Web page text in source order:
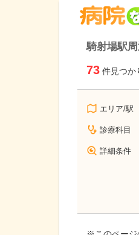
騎射場駅
73 件見つか
エリア/駅
診療科目
詳細条件